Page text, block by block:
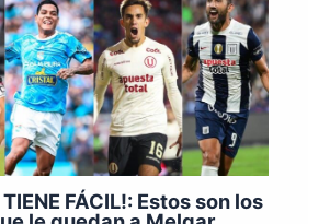
TIENE FÁCIL!: Estos son los